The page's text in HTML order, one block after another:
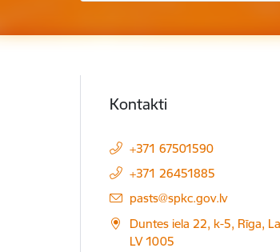
Kontakti
+371 67501590
+371 26451885
E-pasts:
pasts@spkc.gov.lv
Duntes iela 22, k-5, Rīga,
LV 1005